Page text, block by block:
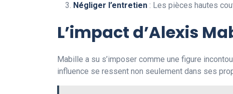
Négliger l’entretien : Les pièces hautes
L’impact d’Alexis
Mabille a su s’imposer comme une figure
influence se ressent non seulement dans ses